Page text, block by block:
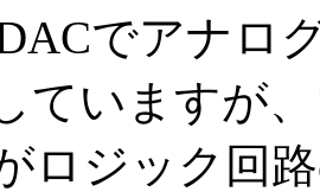
でアナロ
ていますが
ロジック回